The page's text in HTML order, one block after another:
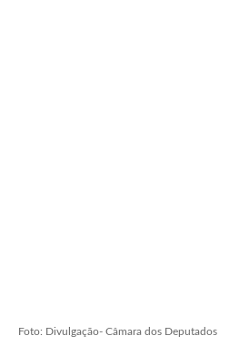
Foto: Divulgação- Câmara dos Deputados